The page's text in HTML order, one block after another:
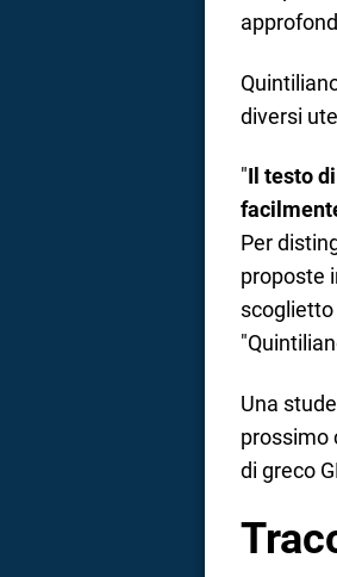
diversi
"Il testo
Per
proposte
scoglietto
Una
prossimo
di greco